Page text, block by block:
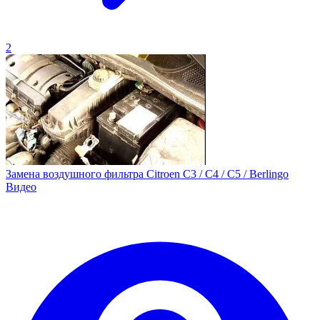
2
Замена воздушного фильтра Citroen C3 / C4 / C5 / Berlingo
Видео